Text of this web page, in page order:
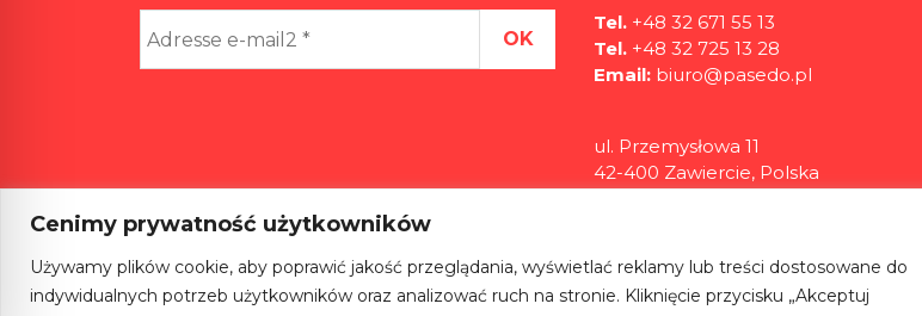
Cenimy prywatność użytkowników
Używamy plików cookie, aby poprawić jakość przeglądania, wyświetlać reklamy lub treści dostosowane do
indywidualnych potrzeb użytkowników oraz analizować ruch na stronie. Kliknięcie przycisku „Akceptuj
e-
mail2
Tel. +48 32 671 55 13
Tel. +48 32 725 13 28
Email: biuro@pasedo.pl
ul. Przemysłowa 11
42-400 Zawiercie, Polska
©PASEDO Wszelkie Prawa Zastrzeżone 2022 | Projekt